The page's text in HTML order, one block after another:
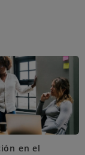
en el